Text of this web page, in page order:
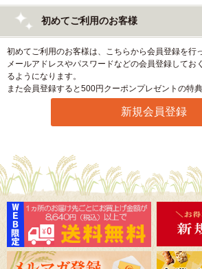
初めてご利用のお客様
初めてご利用のお客様は、こちらから会員登録を行
メールアドレスやパスワードなどの会員登録してお
るようになります。
また会員登録すると500円クーポンプレゼントの特